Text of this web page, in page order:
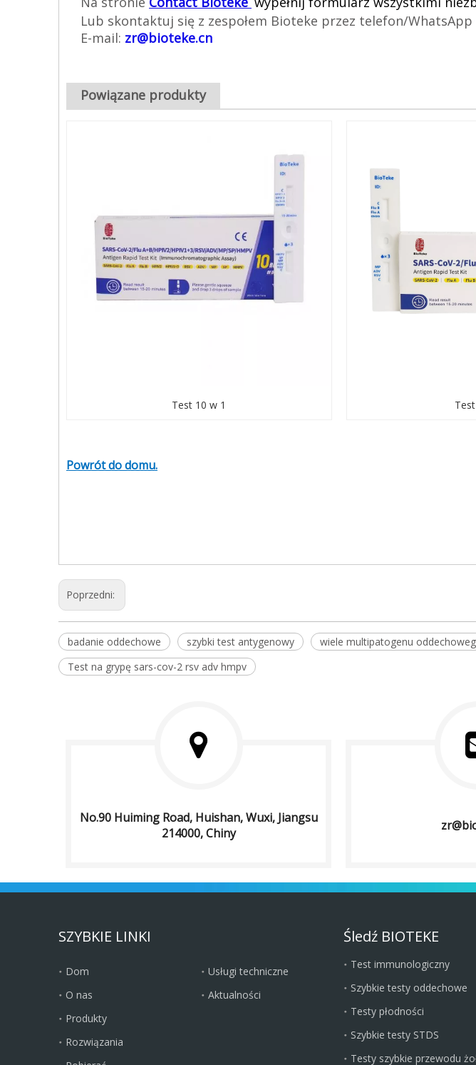
Lub skontaktuj się z zespołem Bioteke przez telefon/WhatsApp
E-mail: zr@bioteke.cn
Powiązane produkty
Test 10 w 1
Powrót do domu.
Poprzedni:
badanie oddechowe szybki test antygenowy wiele multipatogenu
Test na grypę sars-cov-2 rsv adv hmpv
No.90 Huiming Road, Huishan, Wuxi, Jiangsu
214000, Chiny
SZYBKIE LINKI
Dom
O nas
Produkty
Rozwiązania
Usługi techniczne
Aktualności
Śledź BIOTEKE
Test immunologiczny
Szybkie testy oddechowe
Testy płodności
Szybkie testy STDS